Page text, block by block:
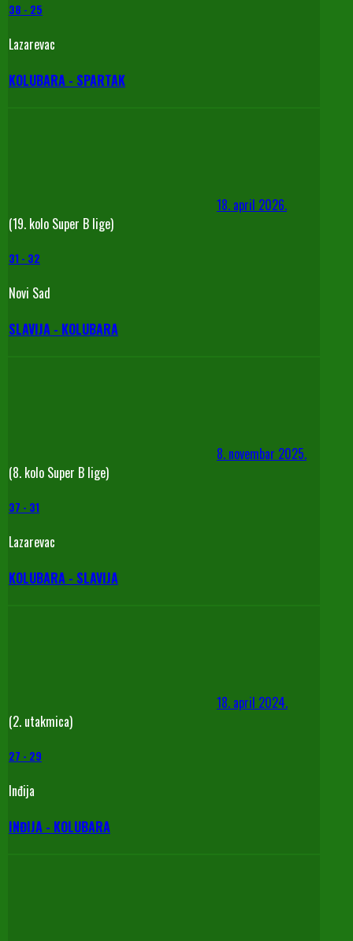
38 - 25
Lazarevac
KOLUBARA - SPARTAK
18. april 2026.
(19. kolo Super B lige)
31 - 32
Novi Sad
SLAVIJA - KOLUBARA
8. novembar 2025.
(8. kolo Super B lige)
37 - 31
Lazarevac
KOLUBARA - SLAVIJA
18. april 2024.
(2. utakmica)
27 - 29
Inđija
INĐIJA - KOLUBARA